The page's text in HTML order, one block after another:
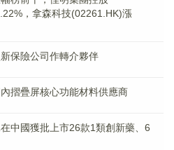
，拿森科技(02261.HK)漲
保險公司作轉介夥伴
摺疊屏核心功能材料供應商
中國獲批上市26款1類創新藥、6